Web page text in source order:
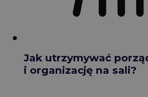
Jak utrzymywać
i organizację na sali?